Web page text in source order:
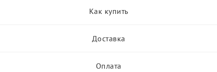
Как купить
Доставка
Оплата